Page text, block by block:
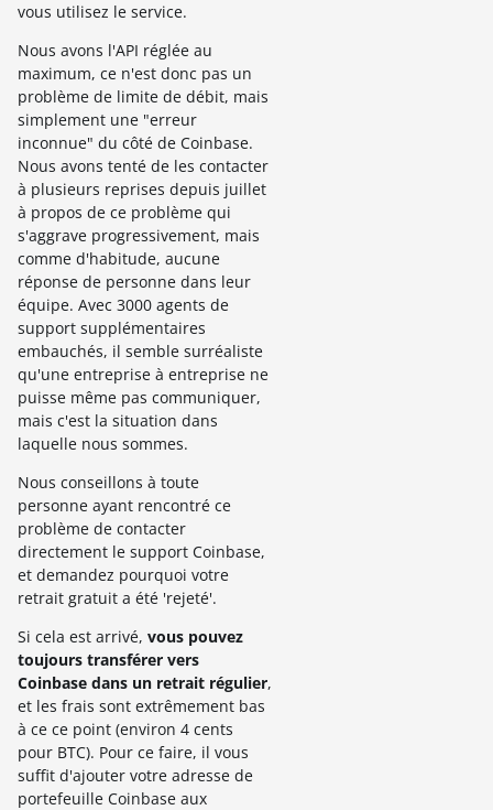
vous utilisez le service.
Nous avons l'API réglée au
maximum, ce n'est donc pas un
problème de limite de débit, mais
simplement une "erreur
inconnue" du côté de Coinbase.
Nous avons tenté de les contacter
à plusieurs reprises depuis juillet
à propos de ce problème qui
s'aggrave progressivement, mais
comme d'habitude, aucune
réponse de personne dans leur
équipe. Avec 3000 agents de
support supplémentaires
embauchés, il semble surréaliste
qu'une entreprise à entreprise ne
puisse même pas communiquer,
mais c'est la situation dans
laquelle nous sommes.
Nous conseillons à toute
personne ayant rencontré ce
problème de contacter
directement le support Coinbase,
et demandez pourquoi votre
retrait gratuit a été 'rejeté'.
Si cela est arrivé, vous pouvez
toujours transférer vers
Coinbase dans un retrait régulier,
et les frais sont extrêmement bas
à ce ce point (environ 4 cents
pour BTC). Pour ce faire, il vous
suffit d'ajouter votre adresse de
portefeuille Coinbase aux